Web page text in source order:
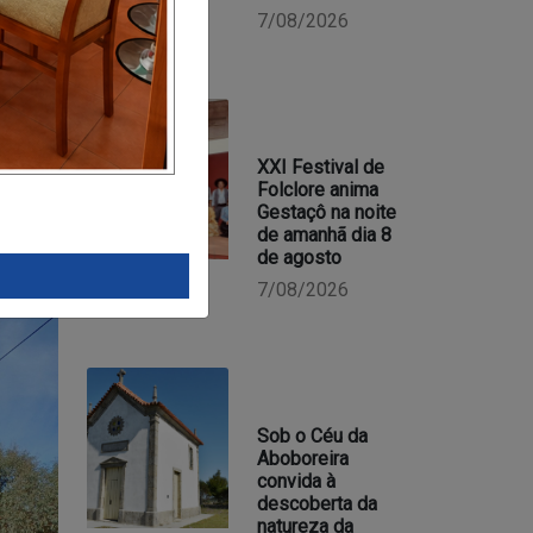
7/08/2026
XXI Festival de
Folclore anima
Gestaçô na noite
de amanhã dia 8
de agosto
7/08/2026
Sob o Céu da
Aboboreira
convida à
descoberta da
natureza da